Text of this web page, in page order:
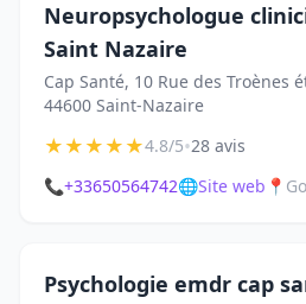
Neuropsychologue
Saint Nazaire
Cap Santé, 10 Rue des Troènes
44600 Saint-Nazaire
★★★★★4.8/5•28 avis
📞+33650564742🌐Site web 📍
Psychologie emdr cap